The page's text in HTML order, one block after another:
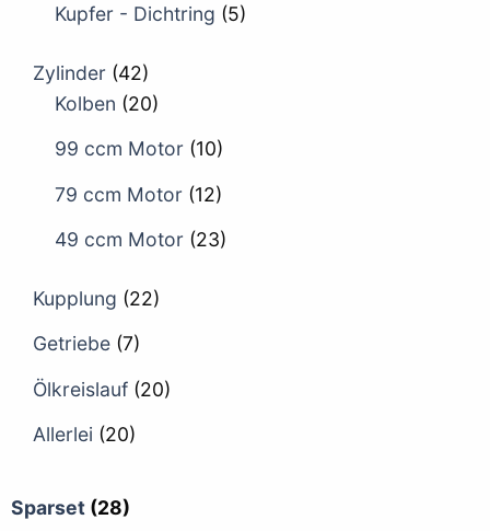
Kupfer - Dichtring (5)
Zylinder (42)
Kolben (20)
99 ccm Motor (10)
79 ccm Motor (12)
49 ccm Motor (23)
Kupplung (22)
Getriebe (7)
Ölkreislauf (20)
Allerlei (20)
Sparset (28)